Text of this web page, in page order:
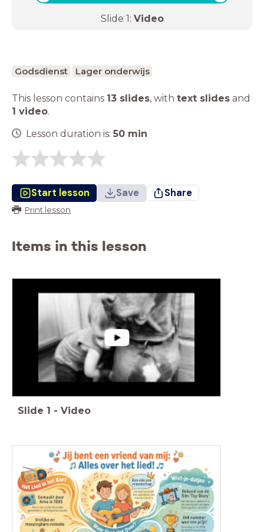
Slide 1: Video
Godsdienst Lager onderwijs
This lesson contains 13 slides, with text slides and
1 video.
Lesson duration is: 50 min
Start lesson Save Share
Print lesson
Items in this lesson
Slide 1 - Video